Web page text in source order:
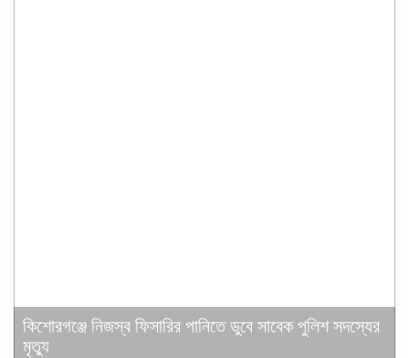
কিশোরগঞ্জে নিজস্ব ফিসারির পানিতে ডুবে সাবেক পুলিশ সদস্যের
মৃত্যু